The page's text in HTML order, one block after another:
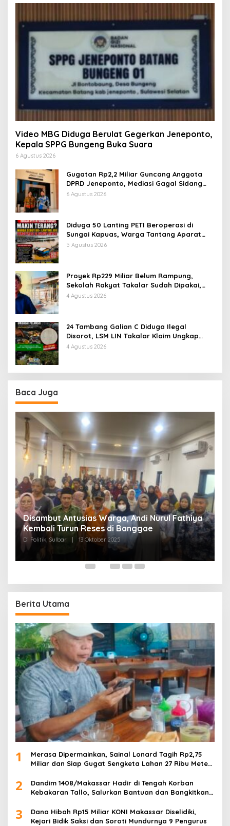
Video MBG Diduga Berulat Gegerkan Jeneponto,
Kepala SPPG Bungeng Buka Suara
6 Agustus 2026
Gugatan Rp2,2 Miliar Guncang Anggota
DPRD Jeneponto, Mediasi Gagal Sidang
Masuk Pembuktian
6 Agustus 2026
Diduga 50 Lanting PETI Beroperasi di
Sungai Kapuas, Warga Tantang Aparat
Bongkar Aktor di Balik Tambang Emas
5 Agustus 2026
Proyek Rp229 Miliar Belum Rampung,
Sekolah Rakyat Takalar Sudah Dipakai,
Dugaan Pembatasan Jurnalis Disorot
4 Agustus 2026
24 Tambang Galian C Diduga Ilegal
Disorot, LSM LIN Takalar Klaim Ungkap
Dugaan Mafia Solar Subsidi dan Kerusakan
4 Agustus 2026
Baca Juga
Disambut Antusias Warga, Andi Nurul Fathiya
Kembali Turun Reses di Banggae
Di Politik, Sulbar 13 Oktober 2025
Berita Utama
1
Merasa Dipermainkan, Sainal Lonard Tagih Rp2,75
Miliar dan Siap Gugat Sengketa Lahan 27 Ribu Meter
2
Dandim 1408/Makassar Hadir di Tengah Korban
Kebakaran Tallo, Salurkan Bantuan dan Bangkitkan
3
Dana Hibah Rp15 Miliar KONI Makassar Diselidiki,
Kejari Bidik Saksi dan Soroti Mundurnya 9 Pengurus